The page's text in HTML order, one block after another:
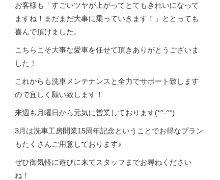
お客様も「すごいツヤが上がってとてもきれいになって
ますね！まだまだ大事に乗っていきます！」ととっても
喜んで頂けました。
こちらこそ大事な愛車を任せて頂きありがとうございま
した！
これからも洗車メンテナンスと全力でサポート致します
ので宜しく願い致します！
来週も月曜日から元気に営業しております(*^-^*)
3月は洗車工房開業15周年記念ということでお得なプラン
もたくさんご用意しております♪
ぜひ御気軽に遊びに来てスタッフまでお尋ねください
ね！